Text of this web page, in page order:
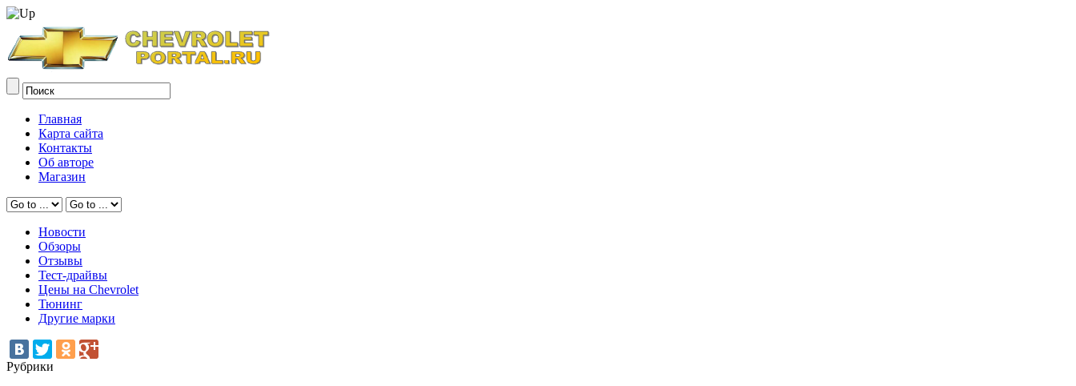
Главная
Карта сайта
Контакты
Об авторе
Магазин
Новости
Обзоры
Отзывы
Тест-драйвы
Цены на Chevrolet
Тюнинг
Другие марки
Рубрики